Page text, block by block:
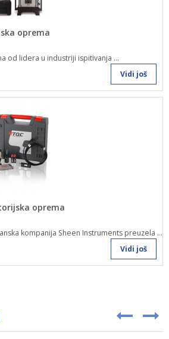
oprema
od lidera u industriji ispitivanja ...
Vidi još
oprema
kompanija Sheen Instruments preuzela ...
Vidi još